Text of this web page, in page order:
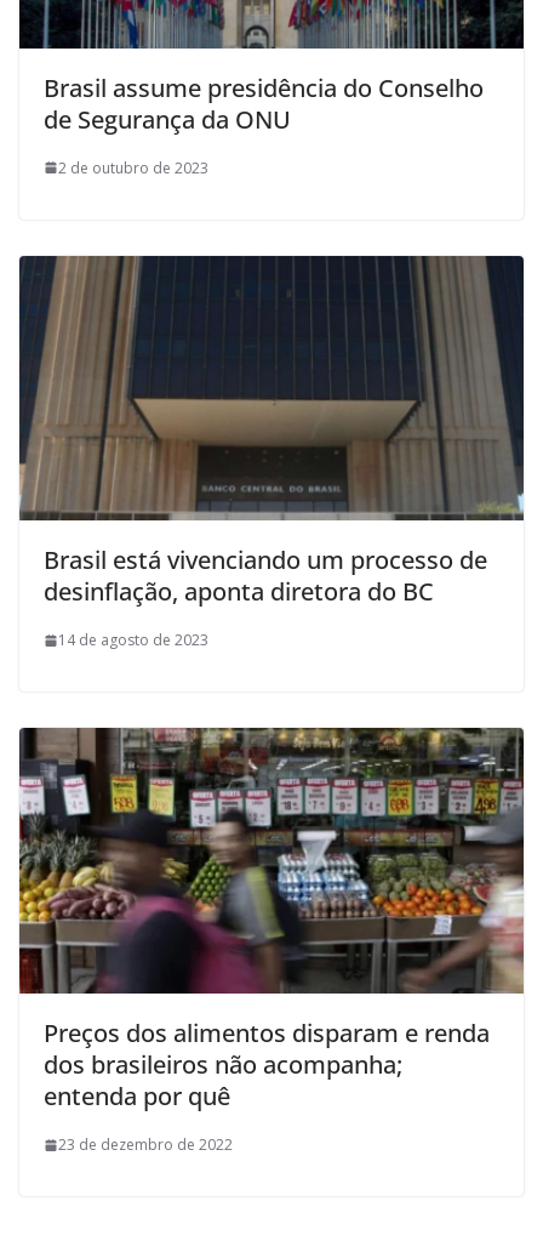
Brasil assume presidência do Conselho
de Segurança da ONU
2 de outubro de 2023
Brasil está vivenciando um processo de
desinflação, aponta diretora do BC
14 de agosto de 2023
Preços dos alimentos disparam e renda
dos brasileiros não acompanha;
entenda por quê
23 de dezembro de 2022